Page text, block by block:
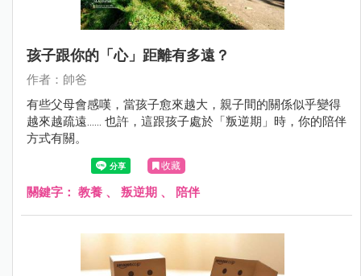
孩子跟你的「心」距離有多遠？
作者：帥爸
有些父母會感嘆，當孩子愈來越大，親子間的關係似乎變得
越來越疏遠...... 也許，這跟孩子處於「叛逆期」時，你的陪伴
方式有關。
收藏
關鍵字： 教養 、 叛逆期 、 陪伴